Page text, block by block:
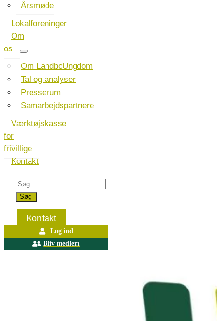
Årsmøde
Lokalforeninger
Om
os
Om LandboUngdom
Tal og analyser
Presserum
Samarbejdspartnere
Værktøjskasse
for
frivillige
Kontakt
Kontakt
Log ind
Bliv medlem